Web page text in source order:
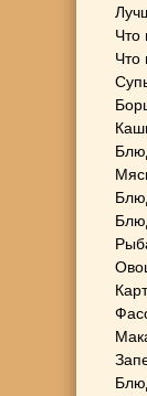
Что
Что